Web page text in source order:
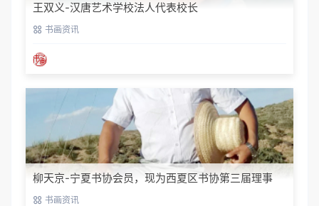
王双义-汉唐艺术学校法人代表校长
书画资讯
柳天京-宁夏书协会员，现为西夏区书协第三届理事
书画资讯